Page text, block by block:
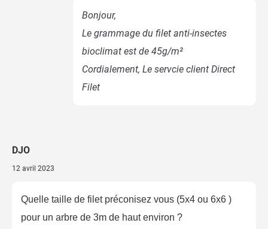
Bonjour,
Le grammage du filet anti-insectes
bioclimat est de 45g/m²
Cordialement, Le servcie client Direct
Filet
DJO
12 avril 2023
Quelle taille de filet préconisez vous (5x4 ou 6x6 )
pour un arbre de 3m de haut environ ?